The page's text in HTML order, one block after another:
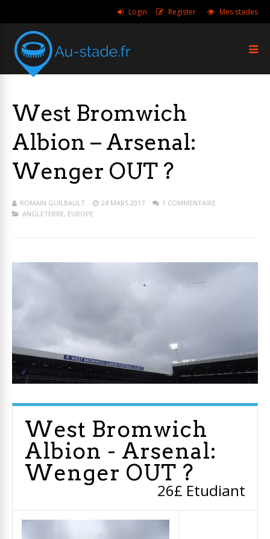
Login Register Mes stades
West Bromwich
Albion – Arsenal:
Wenger OUT ?
ROMAIN GUILBAULT 24 MARS 2017
1 COMMENTAIRE
ANGLETERRE, EUROPE
West Bromwich
Albion - Arsenal:
Wenger OUT ?
26£ Etudiant